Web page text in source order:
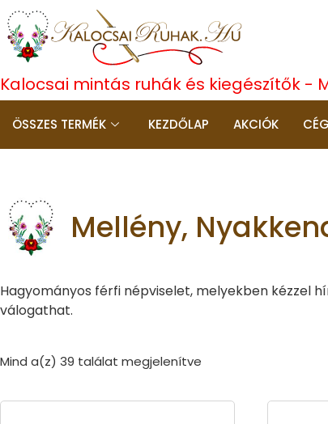
Kalocsai mintás ruhák és kiegészítők -
ÖSSZES TERMÉK KEZDŐLAP AKCIÓK
Mellény,
Hagyományos férfi népviselet, melyekben kézzel
válogathat.
Mind a(z) 39 találat megjelenítve